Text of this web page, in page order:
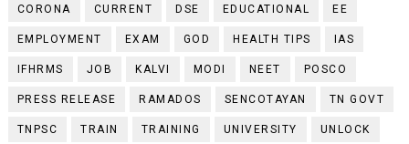
CORONA CURRENT DSE EDUCATIONAL EE
EMPLOYMENT EXAM GOD HEALTH TIPS IAS
IFHRMS JOB KALVI MODI NEET POSCO
PRESS RELEASE RAMADOS SENCOTAYAN TN GOVT
TNPSC TRAIN TRAINING UNIVERSITY UNLOCK